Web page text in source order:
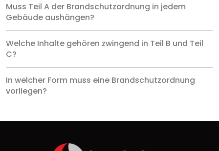
Muss Teil A der Brandschutzordnung in jedem
Gebäude aushängen?
Welche Inhalte gehören zwingend in Teil B und Teil
C?
In welcher Form muss eine Brandschutzordnung
vorliegen?